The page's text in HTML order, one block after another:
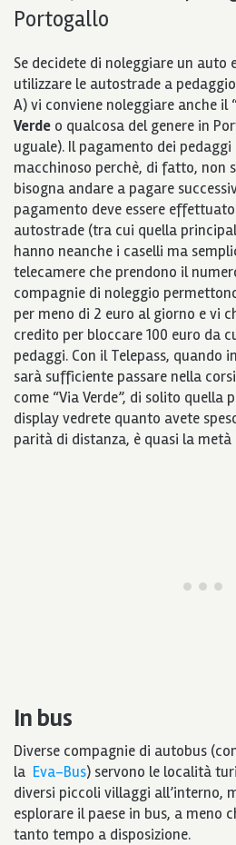
Portogallo
Se decidete di noleggiare un auto
utilizzare le autostrade a
A) vi conviene noleggiare anche il
Verde o qualcosa del genere in
uguale). Il pagamento dei
macchinoso perchè, di fatto, non
bisogna andare a pagare
pagamento deve essere
autostrade (tra cui quella
hanno neanche i caselli ma
telecamere che prendono il
compagnie di noleggio
per meno di 2 euro al giorno e vi
credito per bloccare 100 euro da
pedaggi. Con il Telepass, quando
sarà sufficiente passare nella
come “Via Verde”, di solito quella
display vedrete quanto avete
parità di distanza, è quasi la metà
In bus
Diverse compagnie di autobus
la Eva-Bus) servono le località
diversi piccoli villaggi all’interno,
esplorare il paese in bus, a meno
tanto tempo a disposizione.